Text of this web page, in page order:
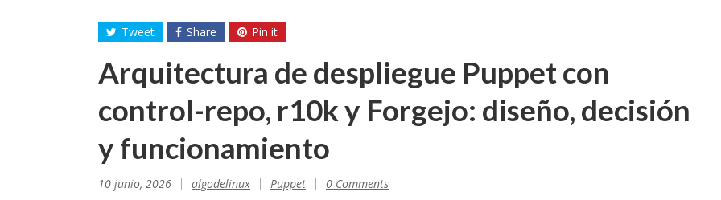
Tweet Share Pin it
Arquitectura de despliegue Puppet con
control-repo, r10k y Forgejo: diseño, decisión
y funcionamiento
10 junio, 2026 algodelinux Puppet 0 Comments